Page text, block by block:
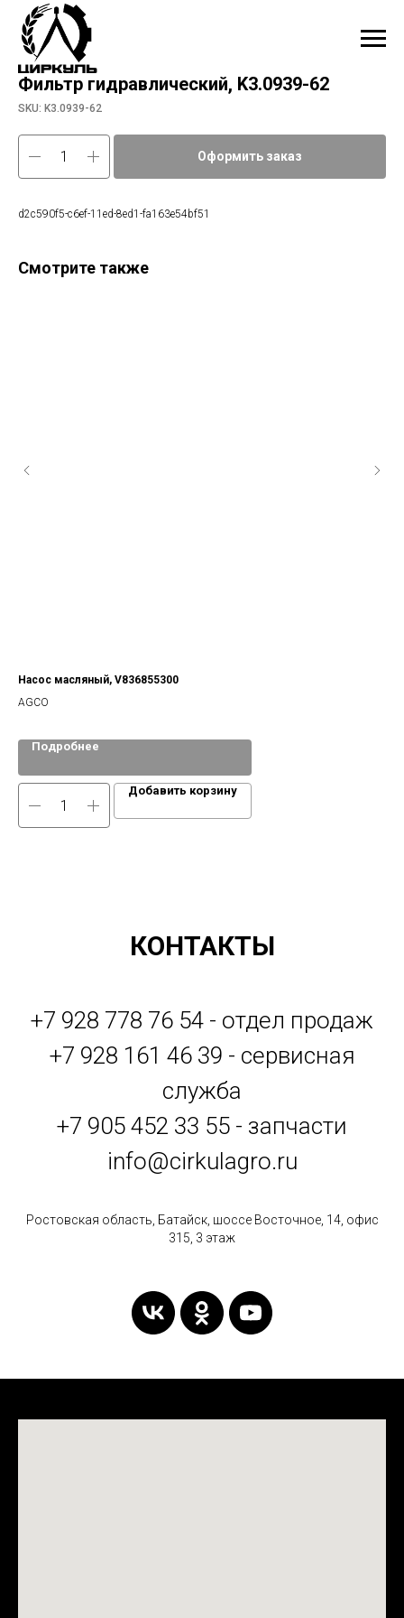
Фильтр гидравлический, K3.0939-62
SKU: K3.0939-62
Оформить заказ
d2c590f5-c6ef-11ed-8ed1-fa163e54bf51
Смотрите также
Насос масляный, V836855300
AGCO
Подробнее
Добавить корзину
КОНТАКТЫ
+7 928 778 76 54 - отдел продаж
+7 928 161 46 39 - сервисная
служба
+7 905 452 33 55 - запчасти
info@cirkulagro.ru
Ростовская область, Батайск, шоссе Восточное, 14, офис
315, 3 этаж